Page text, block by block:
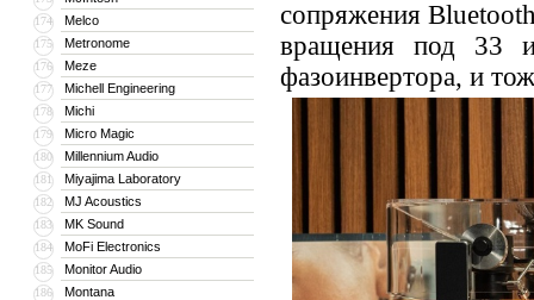
174 Melco
175 Metronome
176 Meze
177 Michell Engineering
178 Michi
179 Micro Magic
180 Millennium Audio
181 Miyajima Laboratory
182 MJ Acoustics
183 MK Sound
184 MoFi Electronics
185 Monitor Audio
186 Montana
сопряжения
вращения под 33
фазоинвертора, и